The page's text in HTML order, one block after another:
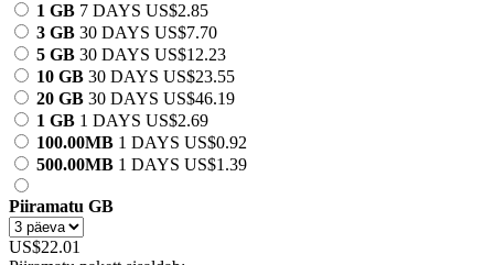
1 GB 7 DAYS US$2.85
3 GB 30 DAYS US$7.70
5 GB 30 DAYS US$12.23
10 GB 30 DAYS US$23.55
20 GB 30 DAYS US$46.19
1 GB 1 DAYS US$2.69
100.00MB 1 DAYS US$0.92
500.00MB 1 DAYS US$1.39
Piiramatu GB
US$22.01